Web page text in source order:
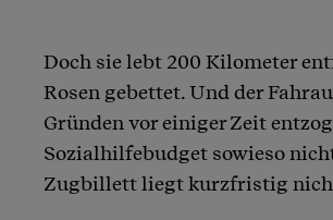
Doch sie lebt 200 Kilometer
Rosen gebettet. Und der
Gründen vor einiger Zeit
Sozialhilfebudget sowieso
Zugbillett liegt kurzfristig